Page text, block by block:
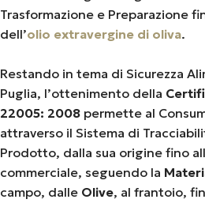
Trasformazione e Preparazione
dell’olio extravergine di oliva.
Restando in tema di Sicurezza
Puglia, l’ottenimento della
22005: 2008 permette al
attraverso il Sistema di
Prodotto, dalla sua origine fino
commerciale, seguendo la
campo, dalle Olive, al frantoio,